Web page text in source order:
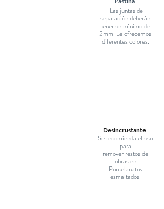
Las juntas de
separación deberán
tener un mínimo de
2mm. Le ofrecemos
diferentes colores.
Desincrustante
Se recomienda el uso
para
remover restos de
obras en
Porcelanatos
esmaltados.